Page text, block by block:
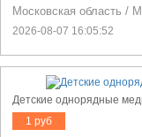
Московская область /
2026-08-07 16:05:52
Детские однорядные
1 руб